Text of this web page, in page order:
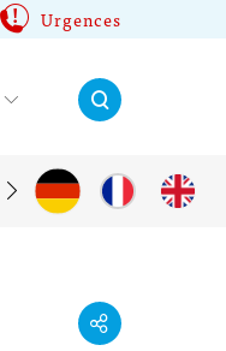
Urgences
Rechercher: